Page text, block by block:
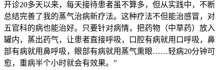
开诊20多天以来，每天接待患者虽不算多，但从实践中，不断
总结完善了我的蒸气治病新疗法。这种疗法不但能治感冒，对
五官科的病也能治好。只要针对病情，把药物（中草药）放入
罐内，蒸出药气，让患者直接呼吸，口腔有病就用口呼吸，鼻
部有病就用鼻呼吸，眼部有病就用蒸气熏眼……轻病20分钟可
愈，重病半个小时就会有效果。”